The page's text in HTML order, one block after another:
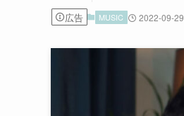
広告 MUSIC 2022-09-29